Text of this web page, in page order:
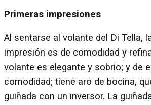
Primeras impresiones
Al sentarse al volante del Di Tella,
impresión es de comodidad y
volante es elegante y sobrio; y de
comodidad; tiene aro de bocina,
guiñada con un inversor. La